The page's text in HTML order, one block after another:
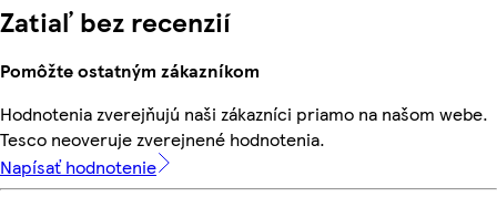
Zatiaľ bez recenzií
Pomôžte ostatným zákazníkom
Hodnotenia zverejňujú naši zákazníci priamo na našom webe.
Tesco neoveruje zverejnené hodnotenia.
Napísať hodnotenie